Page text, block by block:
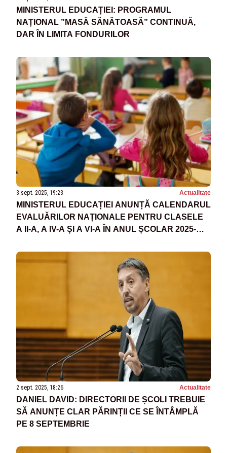
MINISTERUL EDUCAȚIEI: PROGRAMUL
NAȚIONAL ”MASĂ SĂNĂTOASĂ” CONTINUĂ,
DAR ÎN LIMITA FONDURILOR
3 sept. 2025, 19:23 Actualitate
MINISTERUL EDUCAȚIEI ANUNȚĂ CALENDARUL
EVALUĂRILOR NAȚIONALE PENTRU CLASELE
A II-A, A IV-A ȘI A VI-A ÎN ANUL ȘCOLAR 2025-
2 sept. 2025, 18:26 Actualitate
DANIEL DAVID: DIRECTORII DE ȘCOLI TREBUIE
SĂ ANUNȚE CLAR PĂRINȚII CE SE ÎNTÂMPLĂ
PE 8 SEPTEMBRIE